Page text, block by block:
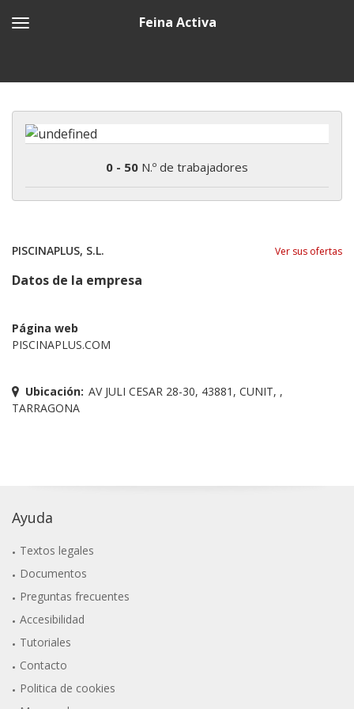
Feina Activa
0 - 50 N.º de trabajadores
PISCINAPLUS, S.L. Ver sus ofertas
Datos de la empresa
Página web
PISCINAPLUS.COM
Ubicación: AV JULI CESAR 28-30, 43881, CUNIT, ,
TARRAGONA
Ayuda
Textos legales
Documentos
Preguntas frecuentes
Accesibilidad
Tutoriales
Contacto
Politica de cookies